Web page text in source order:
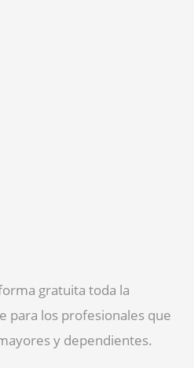
gratuita toda la
para los profesionales que
y dependientes.